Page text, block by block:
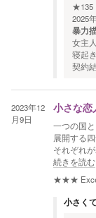
★135
2025
暴力
女主
寝起
契約
2023年12
月9日
小さな恋
一つの国
展開する
それぞれ
続きを読む
★★★
小さく